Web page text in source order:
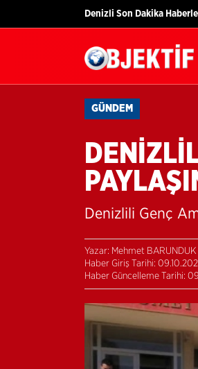
Denizli Son Dakika
GÜNDEM
Denizlili Genç
Yazar: Mehmet BARUNDUK
Haber Giriş Tarihi:
Haber Güncelleme Tarihi: